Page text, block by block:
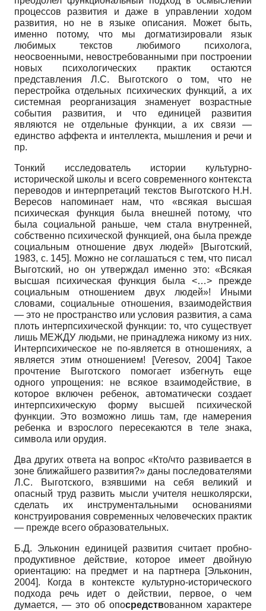
процессов развития и даже в управлении ходом
развития, но не в языке описания. Может быть,
именно потому, что мы догматизировали язык
любимых текстов любимого психолога,
неосвоенными, невостребованными при построении
новых психологических практик остаются
представления Л.С. Выготского о том, что не
перестройка отдельных психических функций, а их
системная реорганизация знаменует возрастные
события развития, и что единицей развития
являются не отдельные функции, а их связи —
единство аффекта и интеллекта, мышления и речи и
пр.
Тонкий исследователь истории культурно-
исторической школы и всего современного контекста
переводов и интерпретаций текстов Выготского Н.Н.
Вересов напоминает нам, что «всякая высшая
психическая функция была внешней потому, что
была социальной раньше, чем стала внутренней,
собственно психической функцией, она была прежде
социальным отношение двух людей»
[Выготский,
1983, с. 145]. Можно не соглашаться с тем, что писал
Выготский, но он утверждал именно это: «Всякая
высшая психическая функция была <…> прежде
социальным отношением двух людей»! Иными
словами, социальные отношения, взаимодействия
— это не пространство или условия развития, а сама
плоть интерпсихической функции: то, что существует
лишь МЕЖДУ людьми, не принадлежа никому из них.
Интерпсихическое не по-является в отношениях, а
является этим отношением!
[Veresov, 2004]
Такое
прочтение Выготского помогает избегнуть еще
одного упрощения: не всякое взаимодействие, в
которое включен ребенок, автоматически создает
интерпсихическую форму высшей психической
функции. Это возможно лишь там, где намерения
ребенка и взрослого пересекаются в теле знака,
символа или орудия.
Два других ответа на вопрос «Кто/что развивается в
зоне ближайшего развития?» даны последователями
Л.С. Выготского, взявшими на себя великий и
опасный труд развить мысли учителя нешколярски,
сделать их инструментальными основаниями
конструирования современных человеческих практик
— прежде всего образовательных.
Б.Д. Эльконин единицей развития считает пробно-
продуктивное действие, которое имеет двойную
ориентацию: на предмет и на партнера
[Эльконин,
2004]. Когда в контексте культурно-исторического
подхода речь идет о действии, первое, о чем
думается, — это об опосредствованном характере